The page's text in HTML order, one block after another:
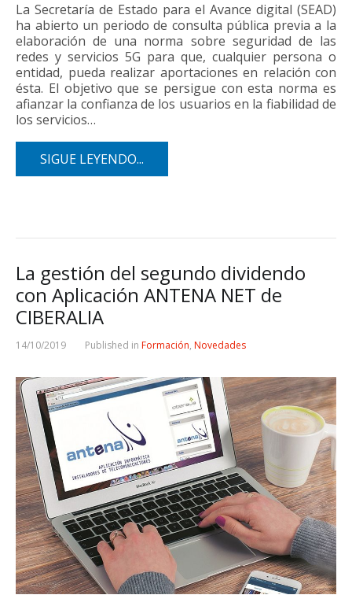
La Secretaría de Estado para el Avance digital (SEAD)
ha abierto un periodo de consulta pública previa a la
elaboración de una norma sobre seguridad de las
redes y servicios 5G para que, cualquier persona o
entidad, pueda realizar aportaciones en relación con
ésta. El objetivo que se persigue con esta norma es
afianzar la confianza de los usuarios en la fiabilidad de
los servicios…
SIGUE LEYENDO...
La gestión del segundo dividendo
con Aplicación ANTENA NET de
CIBERALIA
14/10/2019 Published in Formación, Novedades